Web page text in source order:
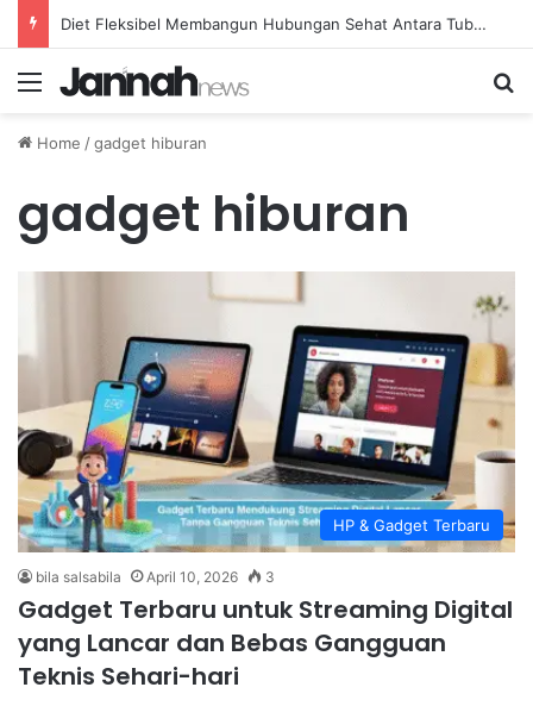
Diet Fleksibel Membangun Hubungan Sehat Antara Tubuh dan Makanan Sehari-hari
Menu
Home /gadget hiburan
gadget hiburan
HP & Gadget Terbaru
bila salsabila April 10, 2026 3
Gadget Terbaru untuk Streaming Digital
yang Lancar dan Bebas Gangguan
Teknis Sehari-hari